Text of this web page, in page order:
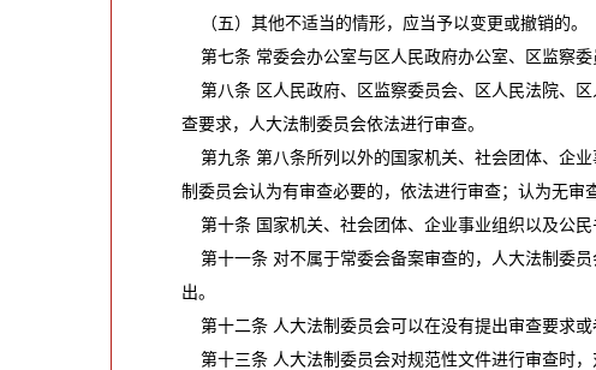
（五）其他不适当的情形，应当予以变更或撤销的。
第七条 常委会办公室与区人民政府办公室、区监察委
第八条 区人民政府、区监察委员会、区人民法院、
查要求，人大法制委员会依法进行审查。
第九条 第八条所列以外的国家机关、社会团体、企
制委员会认为有审查必要的，依法进行审查；认为无审
第十条 国家机关、社会团体、企业事业组织以及公民
第十一条 对不属于常委会备案审查的，人大法制委
出。
第十二条 人大法制委员会可以在没有提出审查要求或
第十三条 人大法制委员会对规范性文件进行审查时